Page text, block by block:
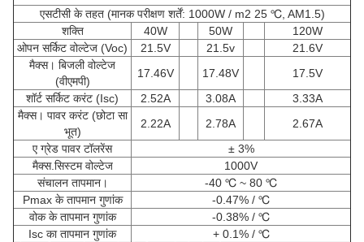
एसटीसी के तहत (मानक परीक्षण शर्तें: 1000W / m2 25 ℃, AM1.5)
शक्ति
40W 50W
120W
ओपन सर्किट वोल्टेज (Voc)
21.5V 21.5v
21.6V
मैक्स। बिजली वोल्टेज
(वीएमपी)
17.46V 17.48V
17.5V
शॉर्ट सर्किट करंट (Isc)
2.52A 3.08A
3.33A
मैक्स। पावर करंट (छोटा सा
भूत)
2.22A 2.78A
2.67A
ए ग्रेड पावर टॉलरेंस
± 3%
मैक्स.सिस्टम वोल्टेज
1000V
संचालन तापमान।
-40 ℃ ~ 80 ℃
Pmax के तापमान गुणांक
-0.47% / ℃
वोक के तापमान गुणांक
-0.38% / ℃
Isc का तापमान गुणांक
+ 0.1% / ℃